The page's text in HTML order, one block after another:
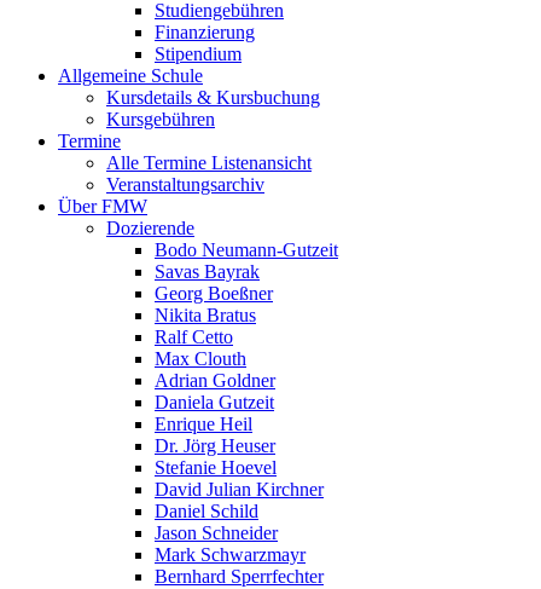
Studiengebühren
Finanzierung
Stipendium
Allgemeine Schule
Kursdetails & Kursbuchung
Kursgebühren
Termine
Alle Termine Listenansicht
Veranstaltungsarchiv
Über FMW
Dozierende
Bodo Neumann-Gutzeit
Savas Bayrak
Georg Boeßner
Nikita Bratus
Ralf Cetto
Max Clouth
Adrian Goldner
Daniela Gutzeit
Enrique Heil
Dr. Jörg Heuser
Stefanie Hoevel
David Julian Kirchner
Daniel Schild
Jason Schneider
Mark Schwarzmayr
Bernhard Sperrfechter